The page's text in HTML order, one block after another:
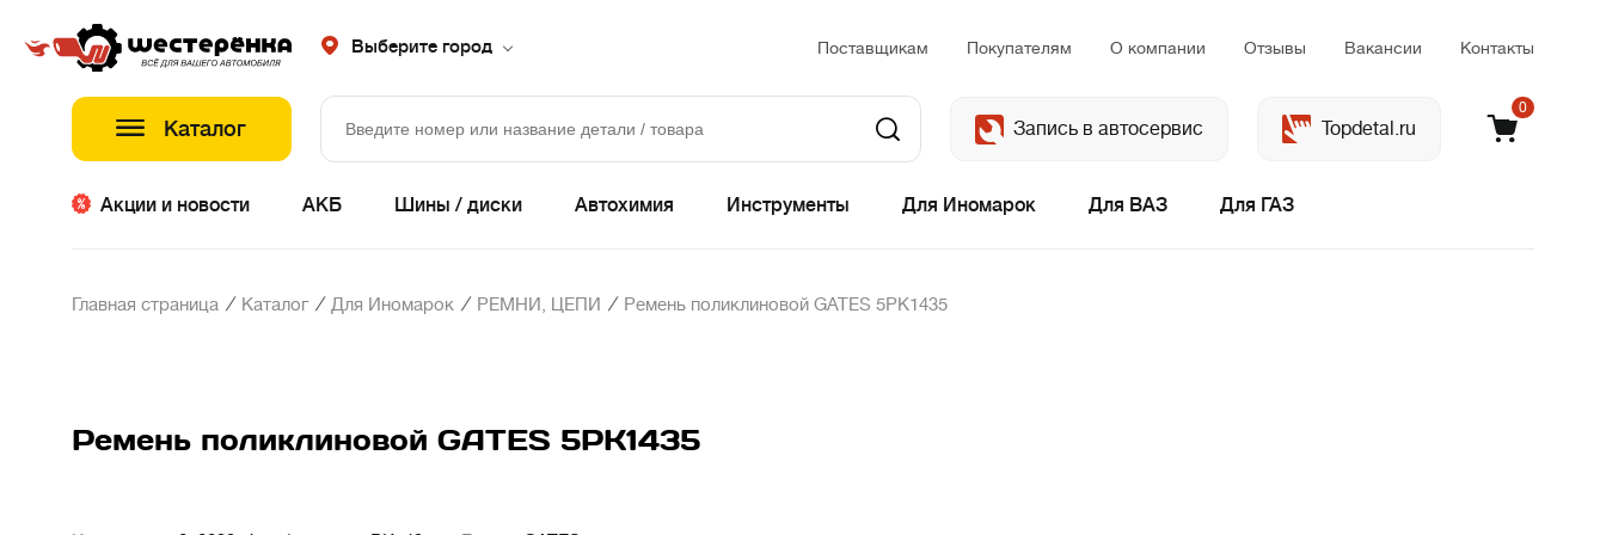
Выберите город Поставщикам Покупателям О компании Отзывы Вакансии Контакты
Каталог Запись в автосервис Topdetal.ru
0
Акции и новости АКБ Шины / диски Автохимия Инструменты Для Иномарок Для ВАЗ Для ГАЗ
Главная страница / Каталог / Для Иномарок / РЕМНИ, ЦЕПИ / Ремень поликлиновой GATES 5PK1435
Ремень поликлиновой GATES 5PK1435